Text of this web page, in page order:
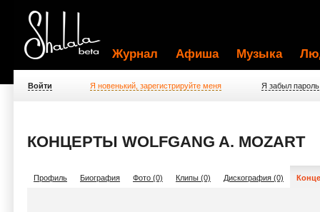
Журнал Афиша Музыка
Войти Я новенький, зарегистрируйте меня Я забыл пароль
КОНЦЕРТЫ WOLFGANG A. MOZART
Профиль Биография Фото (0) Клипы (0) Дискография (0)